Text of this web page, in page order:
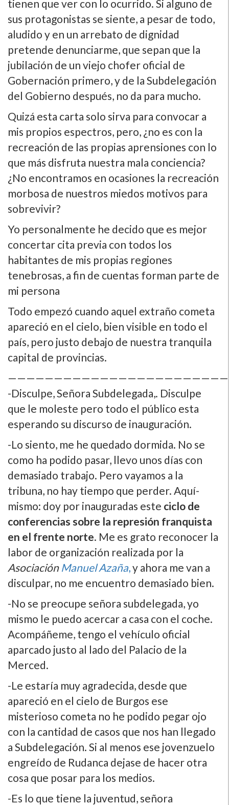
tienen que ver con lo ocurrido. Si alguno de
sus protagonistas se siente, a pesar de todo,
aludido y en un arrebato de dignidad
pretende denunciarme, que sepan que la
jubilación de un viejo chofer oficial de
Gobernación primero, y de la Subdelegación
del Gobierno después, no da para mucho.
Quizá esta carta solo sirva para convocar a
mis propios espectros, pero, ¿no es con la
recreación de las propias aprensiones con lo
que más disfruta nuestra mala conciencia?
¿No encontramos en ocasiones la recreación
morbosa de nuestros miedos motivos para
sobrevivir?
Yo personalmente he decido que es mejor
concertar cita previa con todos los
habitantes de mis propias regiones
tenebrosas, a fin de cuentas forman parte de
mi persona
Todo empezó cuando aquel extraño cometa
apareció en el cielo, bien visible en todo el
paí­s, pero justo debajo de nuestra tranquila
capital de provincias.
-Disculpe, Señora Subdelegada,. Disculpe
que le moleste pero todo el público esta
esperando su discurso de inauguración.
-Lo siento, me he quedado dormida. No se
como ha podido pasar, llevo unos dí­as con
demasiado trabajo. Pero vayamos a la
tribuna, no hay tiempo que perder. Aquí­
mismo: doy por inauguradas este ciclo de
conferencias sobre la represión franquista
en el frente norte. Me es grato reconocer la
labor de organización realizada por la
Asociación Manuel Azaña,y ahora me van a
disculpar, no me encuentro demasiado bien.
-No se preocupe señora subdelegada, yo
mismo le puedo acercar a casa con el coche.
Acompáñeme, tengo el vehí­culo oficial
aparcado justo al lado del Palacio de la
Merced.
-Le estarí­a muy agradecida, desde que
apareció en el cielo de Burgos ese
misterioso cometa no he podido pegar ojo
con la cantidad de casos que nos han llegado
a Subdelegación. Si al menos ese jovenzuelo
engreí­do de Rudanca dejase de hacer otra
cosa que posar para los medios.
-Es lo que tiene la juventud, señora